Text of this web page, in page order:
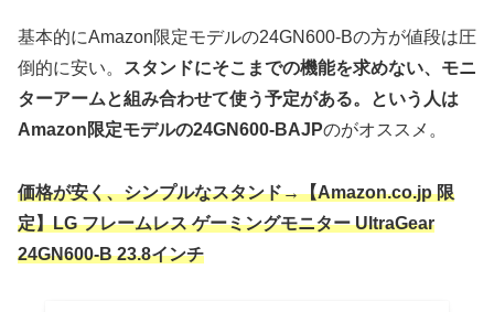
基本的にAmazon限定モデルの24GN600-Bの方が値段は圧
倒的に安い。
スタンドにそこまでの機能を求めない、モニ
ターアームと組み合わせて使う予定がある。という人は
Amazon限定モデルの24GN600-BAJPのがオススメ。
価格が安く、シンプルなスタンド→【Amazon.co.jp 限
定】LG フレームレス ゲーミングモニター UltraGear
24GN600-B 23.8インチ